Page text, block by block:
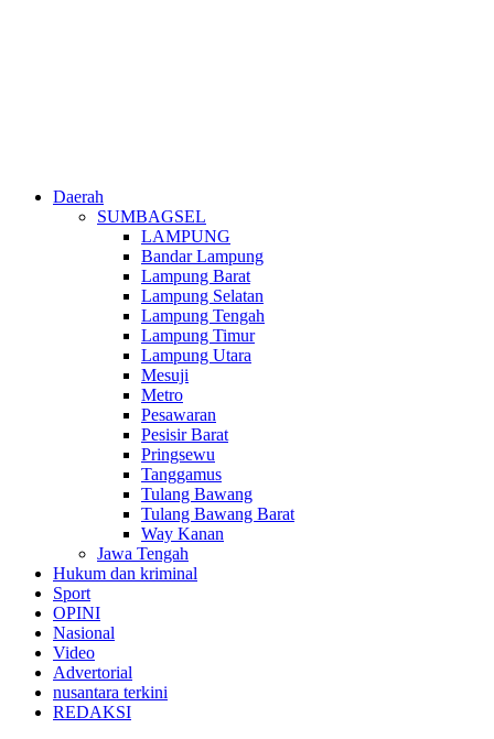
Daerah
SUMBAGSEL
LAMPUNG
Bandar Lampung
Lampung Barat
Lampung Selatan
Lampung Tengah
Lampung Timur
Lampung Utara
Mesuji
Metro
Pesawaran
Pesisir Barat
Pringsewu
Tanggamus
Tulang Bawang
Tulang Bawang Barat
Way Kanan
Jawa Tengah
Hukum dan kriminal
Sport
OPINI
Nasional
Video
Advertorial
nusantara terkini
REDAKSI